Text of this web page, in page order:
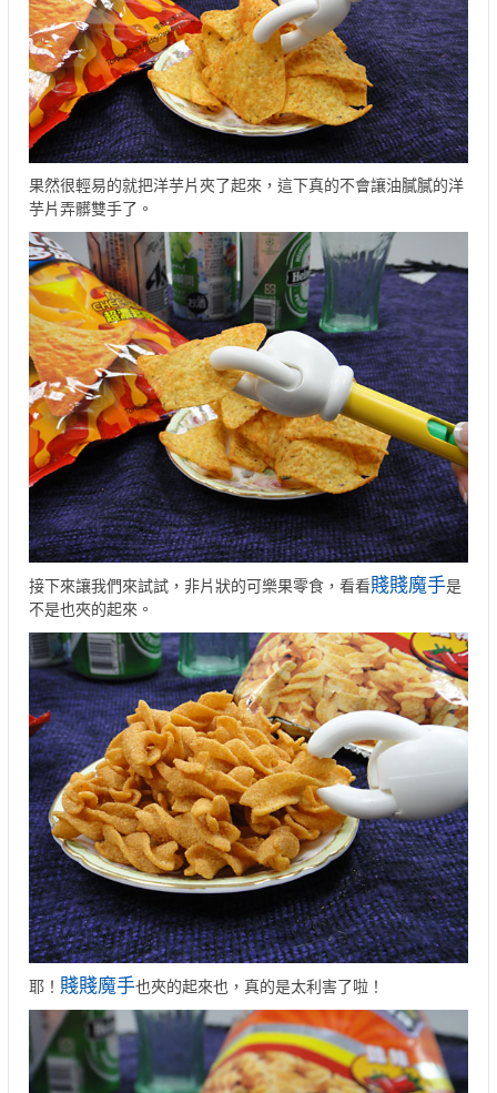
果然很輕易的就把洋芋片夾了起來，這下真的不會讓油膩膩的洋
芋片弄髒雙手了。
接下來讓我們來試試，非片狀的可樂果零食，看看賤賤魔手是
不是也夾的起來。
耶！ 賤賤魔手也夾的起來也，真的是太利害了啦！